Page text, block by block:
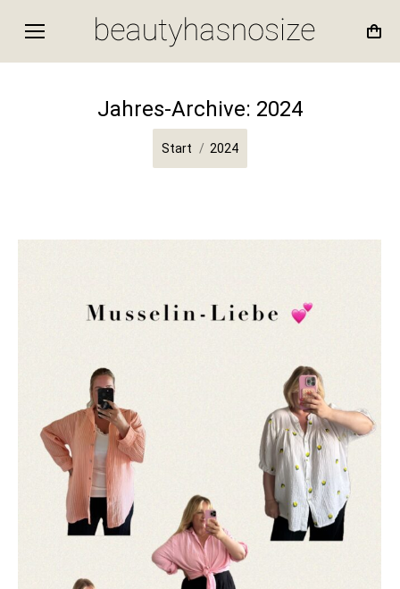
Jahres-Archive: 2024
Sie befinden sich hier:
Start 2024